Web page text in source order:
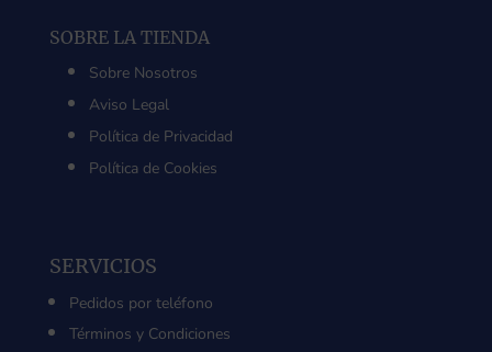
SOBRE LA TIENDA
Sobre Nosotros
Aviso Legal
Política de Privacidad
Política de Cookies
SERVICIOS
Pedidos por teléfono
Términos y Condiciones